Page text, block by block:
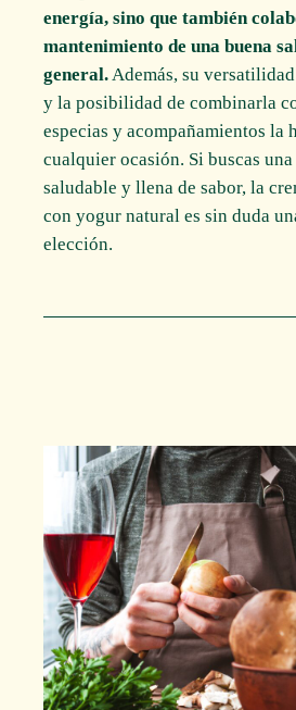
energía, sino que también
mantenimiento de una buena
general.Además, su
y la posibilidad de combinarla
especias y acompañamientos la
cualquier ocasión. Si buscas
saludable y llena de sabor, la
con yogur natural es sin duda
elección.